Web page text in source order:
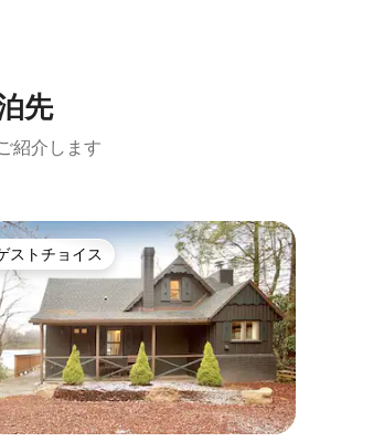
先
紹介します
ゲストチョイス
ストチョイス